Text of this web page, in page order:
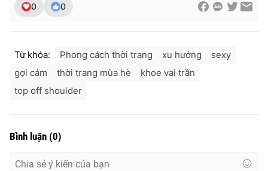
0 0
Từ khóa: Phong cách thời trang xu hướng
sexy
gợi cảm
thời trang mùa hè
khoe vai trần
top off shoulder
Bình luận (0)